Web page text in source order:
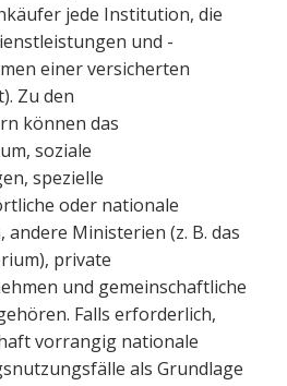
jede Institution, die
und -
einer versicherten
Zu den
können das
soziale
spezielle
oder nationale
Ministerien (z. B. das
private
und gemeinschaftliche
Falls erforderlich,
vorrangig nationale
als Grundlage